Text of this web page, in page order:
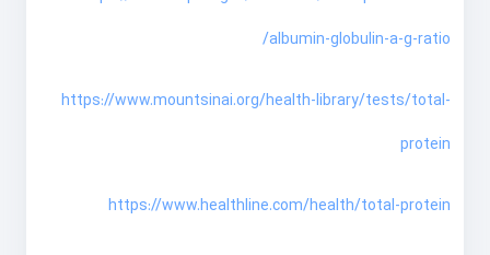
albumin-globulin-a-g-ratio/
https://www.mountsinai.org/health-library/tests/total-
protein
https://www.healthline.com/health/total-protein